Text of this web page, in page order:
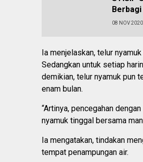
Berbagi
08 NOV 2020
Ia menjelaskan, telur
Sedangkan untuk setiap
demikian, telur nyamuk pun
enam bulan.
“Artinya, pencegahan
nyamuk tinggal bersama
Ia mengatakan, tindakan
tempat penampungan air.